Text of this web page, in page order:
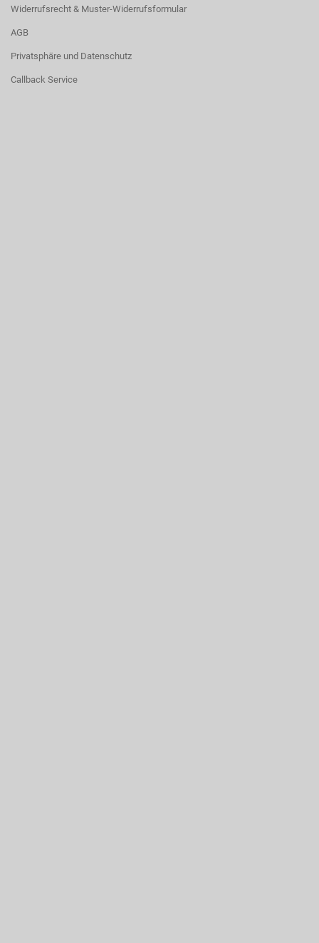
Widerrufsrecht & Muster-Widerrufsformular
AGB
Privatsphäre und Datenschutz
Callback Service